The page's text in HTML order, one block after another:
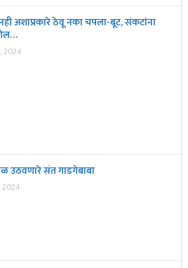
अशाप्रकारे ठेवू नका चपला-बूट, संकटांना
2024
उठवणारे संत गाडगेबाबा